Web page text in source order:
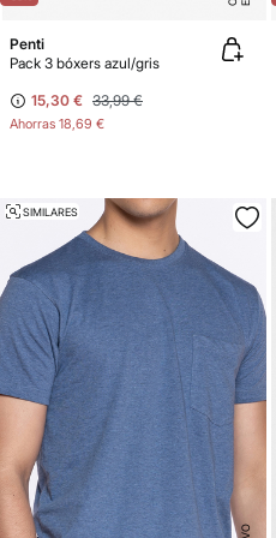
Penti
Pack 3 bóxers azul/gris
15,30 € 33,99 €
Ahorras 18,69 €
SIMILARES